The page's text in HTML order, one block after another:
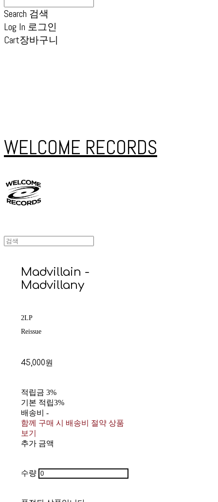
Search 검색
Log In 로그인
Cart장바구니
WELCOME RECORDS
Madvillain -
Madvillany
2LP
Reissue
45,000원
적립금 3%
기본 적립3%
배송비 -
함께 구매 시 배송비 절약 상품
보기
추가 금액
수량